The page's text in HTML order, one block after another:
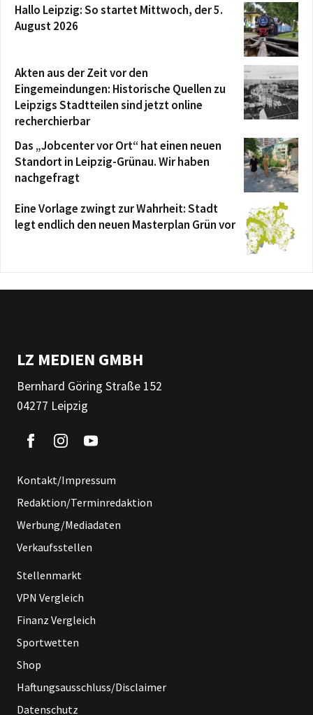
Hallo Leipzig: So startet Mittwoch, der 5.
August 2026
Akten aus der Zeit vor den
Eingemeindungen: Historische Quellen zu
Leipzigs Stadtteilen sind jetzt online
recherchierbar
Das „Jobcenter vor Ort“ hat einen neuen
Standort in Leipzig-Grünau. Wir haben
nachgefragt
Eine Vorlage zwingt zur Wahrheit: Stadt
legt endlich den neuen Masterplan Grün vor
LZ MEDIEN GMBH
Bernhard Göring Straße 152
04277 Leipzig
Kontakt/Impressum
Redaktion/Terminredaktion
Werbung/Mediadaten
Verkaufsstellen
Stellenmarkt
VPN Vergleich
Finanz Vergleich
Sportwetten
Shop
Haftungsausschluss/Disclaimer
Datenschutz